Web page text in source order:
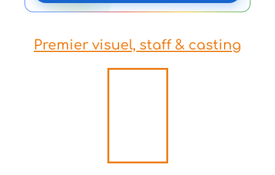
Premier visuel, staff & casting